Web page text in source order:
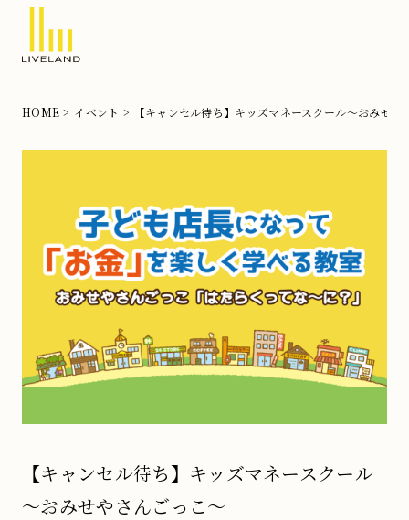
注
ラ
ン
HOME イベント 【キャンセル待ち】キッズマネースクール～おみせや
【キャンセル待ち】キッズマネースクール
～おみせやさんごっこ～